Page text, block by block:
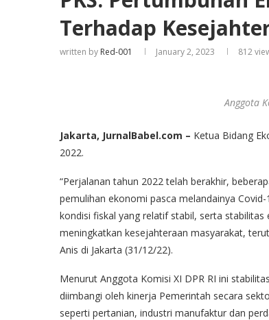
Terhadap
written by Red-001 January 2, 2023 812
Anggota
Jakarta, JurnalBabel.com – Ketua Bidang
2022.
“Perjalanan tahun 2022 telah berakhir,
pemulihan ekonomi pasca melandainya
kondisi fiskal yang relatif stabil, serta
meningkatkan kesejahteraan masyarakat,
Anis di Jakarta (31/12/22).
Menurut Anggota Komisi XI DPR RI ini
diimbangi oleh kinerja Pemerintah secara
seperti pertanian, industri manufaktur dan